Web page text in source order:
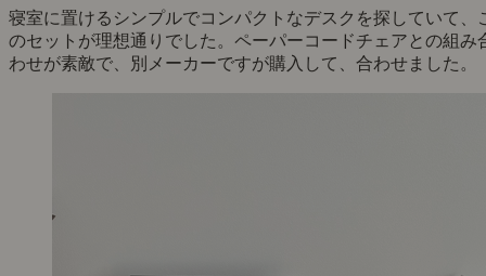
寝室に置けるシンプルでコンパクトなデスクを探していて、
のセットが理想通りでした。ペーパーコードチェアとの組み
わせが素敵で、別メーカーですが購入して、合わせました。